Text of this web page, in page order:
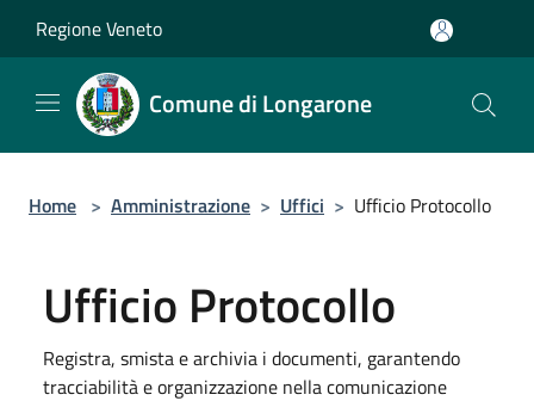
Regione Veneto
Comune di Longarone
Home > Amministrazione > Uffici > Ufficio Protocollo
Ufficio Protocollo
Registra, smista e archivia i documenti, garantendo
tracciabilità e organizzazione nella comunicazione